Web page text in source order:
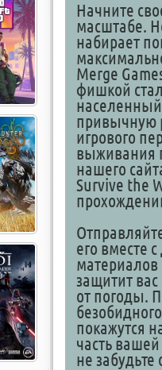
Начните
масштабе.
набирает
Merge
фишкой
привычную
игрового
выживания
нашего
Survive the
его вместе
материалов
защитит
от погоды.
покажутся
часть
не